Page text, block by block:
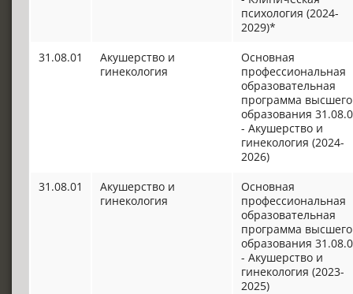
психология (2024-
2029)*
31.08.01
Акушерство и
гинекология
Основная
профессиональная
образовательная
программа высшего
образования
- Акушерство и
гинекология (2024-
2026)
31.08.01
Акушерство и
гинекология
Основная
профессиональная
образовательная
программа высшего
образования
- Акушерство и
гинекология (2023-
2025)